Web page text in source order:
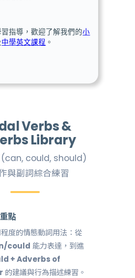
指導，歡迎了解我們的小
中學英文課程 。
Verbs &
Library
(can, could, should)
與副詞綜合練習
點
度的情態動詞用法：從
could 能力表達，到進
+ Adverbs of
的建議與行為描述練習。